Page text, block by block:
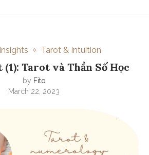
Tarot & Intuition
Tarot và Thần Số Học
by Fito
March 22, 2023